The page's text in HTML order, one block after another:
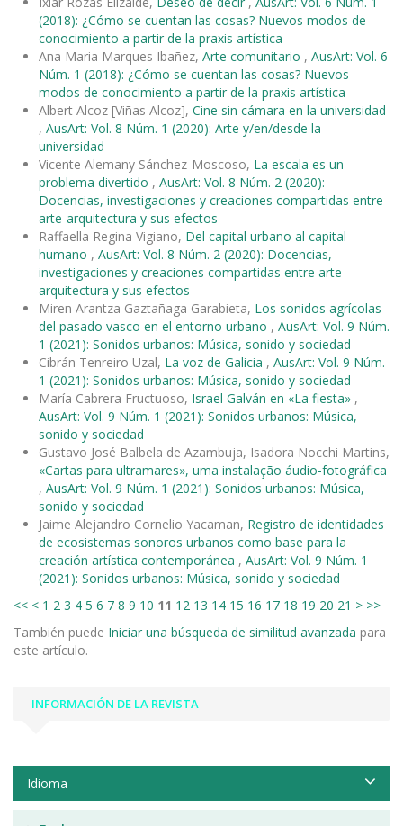
(2018): ¿Cómo se cuentan las cosas? Nuevos modos de
conocimiento a partir de la praxis artística
Ana Maria Marques Ibañez, Arte comunitario , AusArt: Vol. 6
Núm. 1 (2018): ¿Cómo se cuentan las cosas? Nuevos
modos de conocimiento a partir de la praxis artística
Albert Alcoz [Viñas Alcoz], Cine sin cámara en la universidad
, AusArt: Vol. 8 Núm. 1 (2020): Arte y/en/desde la
universidad
Vicente Alemany Sánchez-Moscoso, La escala es un
problema divertido , AusArt: Vol. 8 Núm. 2 (2020):
Docencias, investigaciones y creaciones compartidas entre
arte-arquitectura y sus efectos
Raffaella Regina Vigiano, Del capital urbano al capital
humano , AusArt: Vol. 8 Núm. 2 (2020): Docencias,
investigaciones y creaciones compartidas entre arte-
arquitectura y sus efectos
Miren Arantza Gaztañaga Garabieta, Los sonidos agrícolas
del pasado vasco en el entorno urbano , AusArt: Vol. 9 Núm.
1 (2021): Sonidos urbanos: Música, sonido y sociedad
Cibrán Tenreiro Uzal, La voz de Galicia , AusArt: Vol. 9 Núm.
1 (2021): Sonidos urbanos: Música, sonido y sociedad
María Cabrera Fructuoso, Israel Galván en «La fiesta» ,
AusArt: Vol. 9 Núm. 1 (2021): Sonidos urbanos: Música,
sonido y sociedad
Gustavo José Balbela de Azambuja, Isadora Nocchi Martins,
«Cartas para ultramares», uma instalação áudio-fotográfica
, AusArt: Vol. 9 Núm. 1 (2021): Sonidos urbanos: Música,
sonido y sociedad
Jaime Alejandro Cornelio Yacaman, Registro de identidades
de ecosistemas sonoros urbanos como base para la
creación artística contemporánea , AusArt: Vol. 9 Núm. 1
(2021): Sonidos urbanos: Música, sonido y sociedad
<< < 1 2 3 4 5 6 7 8 9 10 11 12 13 14 15 16 17 18 19 20 21 > >>
También puede Iniciar una búsqueda de similitud avanzada para
este artículo.
INFORMACIÓN DE LA REVISTA
Idioma